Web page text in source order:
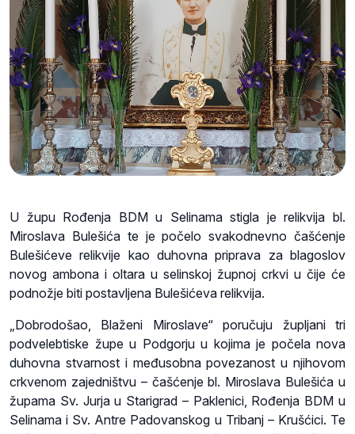
U župu Rođenja BDM u Selinama stigla je relikvija bl.
Miroslava Bulešića te je počelo svakodnevno čašćenje
Bulešićeve relikvije kao duhovna priprava za blagoslov
novog ambona i oltara u selinskoj župnoj crkvi u čije će
podnožje biti postavljena Bulešićeva relikvija.
„Dobrodošao, Blaženi Miroslave“ poručuju župljani tri
podvelebtiske župe u Podgorju u kojima je počela nova
duhovna stvarnost i međusobna povezanost u njihovom
crkvenom zajedništvu – čašćenje bl. Miroslava Bulešića u
župama Sv. Jurja u Starigrad – Paklenici, Rođenja BDM u
Selinama i Sv. Antre Padovanskog u Tribanj – Krušćici. Te